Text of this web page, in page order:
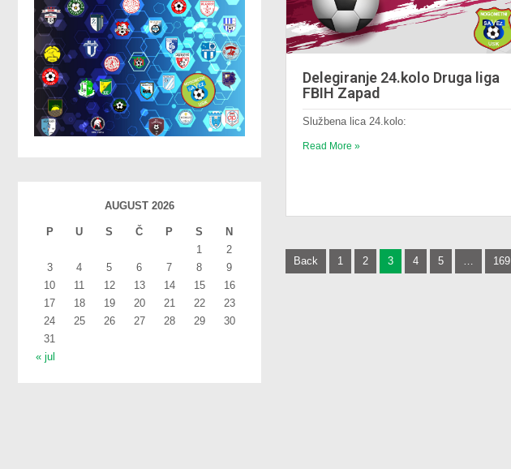
AUGUST 2026
P U S Č P S N
« jul
1
2
3
4 5 6 7 8
9
10
11 12 13 14 15
16
17
18 19 20 21 22
23
24
25 26 27 28 29
30
31
Delegiranje 24.kolo Druga liga
FBIH Zapad
Službena lica 24.kolo:
Read More »
P
Back 1 2 3 4 5 … 169